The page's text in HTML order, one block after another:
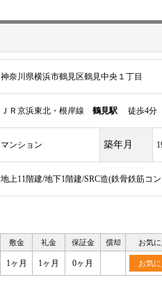
神奈川県横浜市鶴見区鶴見中央１丁目
ＪＲ京浜東北・根岸線 鶴見駅 徒歩4分
マンション 築年月
地上11階建/地下1階建/SRC造(鉄骨鉄筋コ
敷金 礼金 保証金 償却 お気
1ヶ月 1ヶ月 0ヶ月 お気